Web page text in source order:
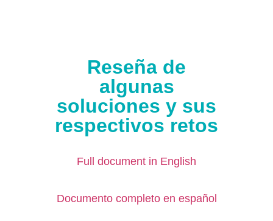
Reseña de
algunas
soluciones y sus
respectivos retos
Full document in English
Documento completo en español